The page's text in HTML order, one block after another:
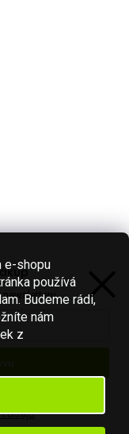
e-shopu
používá
Budeme rádi,
nám
z
newsletteru.
údajů